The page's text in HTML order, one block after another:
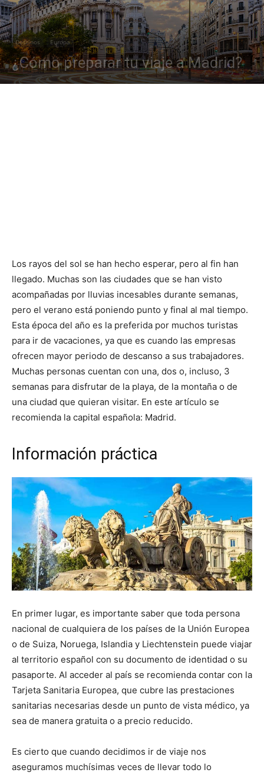
Destinos Europa
¿Cómo preparar tu viaje a Madrid?
Los rayos del sol se han hecho esperar, pero al fin han
llegado. Muchas son las ciudades que se han visto
acompañadas por lluvias incesables durante semanas,
pero el verano está poniendo punto y final al mal tiempo.
Esta época del año es la preferida por muchos turistas
para ir de vacaciones, ya que es cuando las empresas
ofrecen mayor periodo de descanso a sus trabajadores.
Muchas personas cuentan con una, dos o, incluso, 3
semanas para disfrutar de la playa, de la montaña o de
una ciudad que quieran visitar. En este artículo se
recomienda la capital española: Madrid.
Información práctica
En primer lugar, es importante saber que toda persona
nacional de cualquiera de los países de la Unión Europea
o de Suiza, Noruega, Islandia y Liechtenstein puede viajar
al territorio español con su documento de identidad o su
pasaporte. Al acceder al país se recomienda contar con la
Tarjeta Sanitaria Europea, que cubre las prestaciones
sanitarias necesarias desde un punto de vista médico, ya
sea de manera gratuita o a precio reducido.
Es cierto que cuando decidimos ir de viaje nos
aseguramos muchísimas veces de llevar todo lo